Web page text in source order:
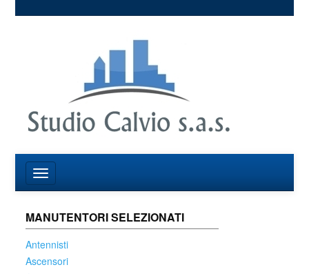
MANUTENTORI SELEZIONATI
Antennisti
Ascensori